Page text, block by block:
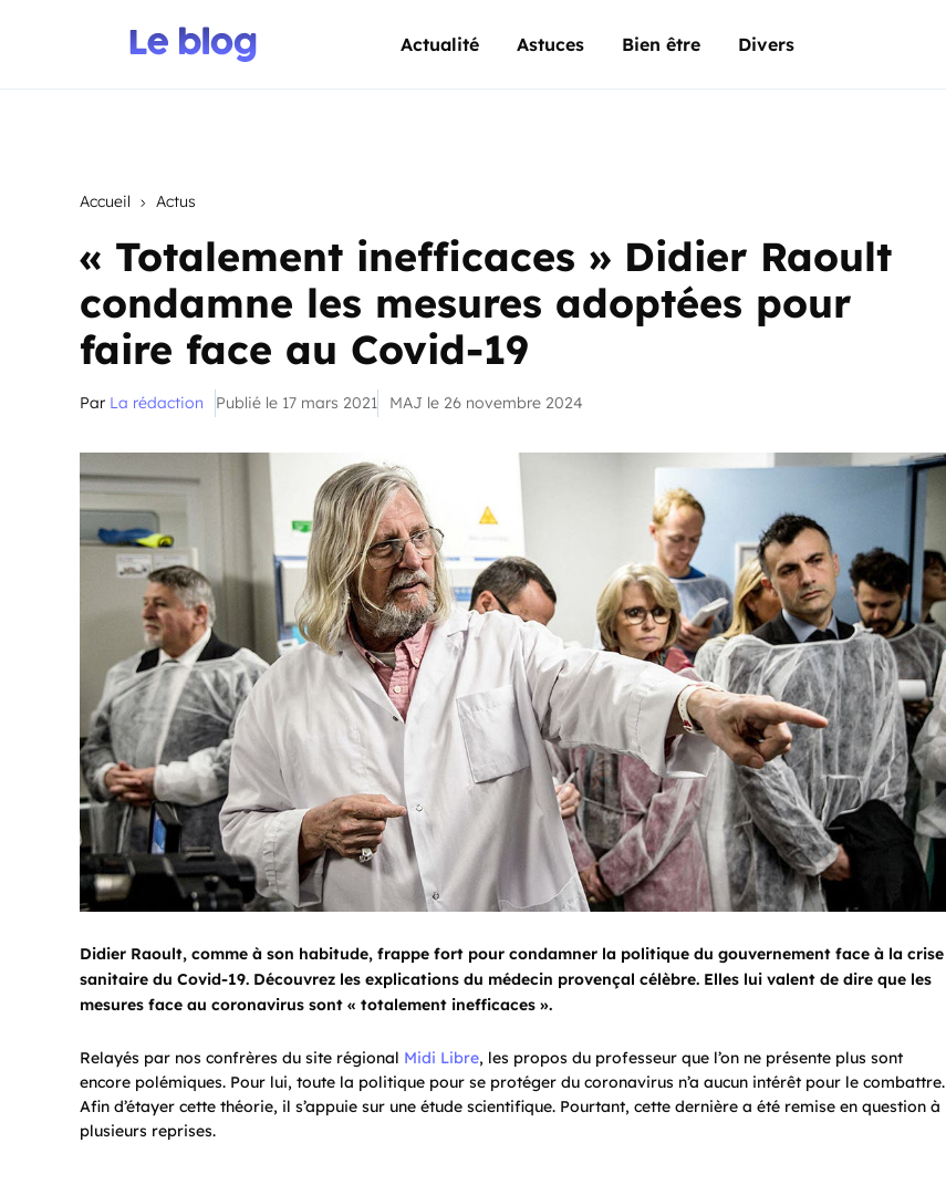
Actualité Astuces Bien être Divers
Accueil Actus
« Totalement inefficaces » Didier Raoult
condamne les mesures adoptées pour
faire face au Covid-19
Par La rédaction Publié le 17 mars 2021 MAJ le 26 novembre 2024
Didier Raoult, comme à son habitude, frappe fort pour condamner la politique du gouvernement face à la crise
sanitaire du Covid-19. Découvrez les explications du médecin provençal célèbre. Elles lui valent de dire que les
mesures face au coronavirus sont « totalement inefficaces ».
Relayés par nos confrères du site régional Midi Libre, les propos du professeur que l’on ne présente plus sont
encore polémiques. Pour lui, toute la politique pour se protéger du coronavirus n’a aucun intérêt pour le combattre.
Afin d’étayer cette théorie, il s’appuie sur une étude scientifique. Pourtant, cette dernière a été remise en question à
plusieurs reprises.